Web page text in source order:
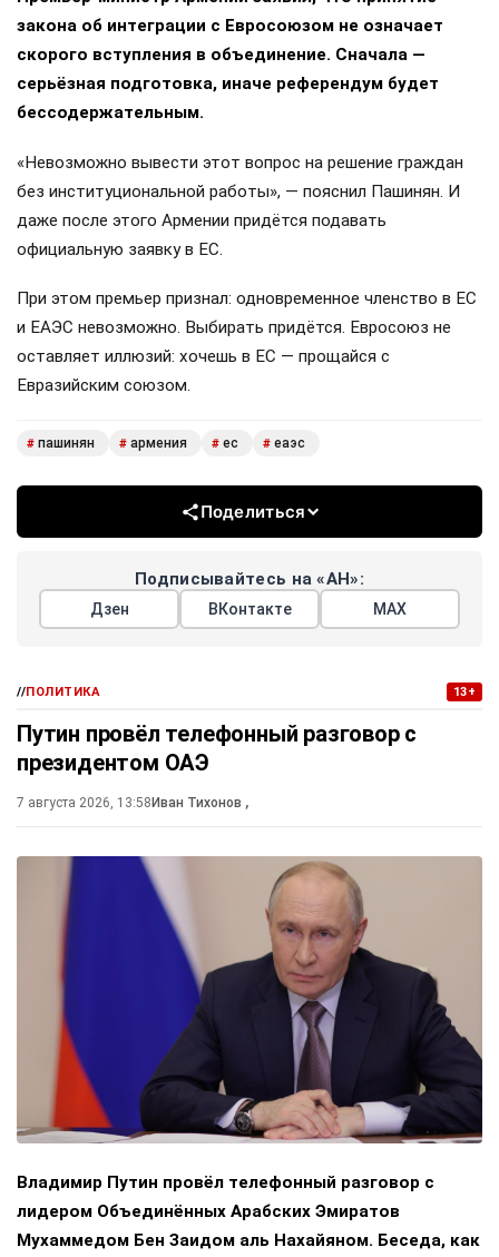
закона об интеграции с Евросоюзом не означает
скорого вступления в объединение. Сначала —
серьёзная подготовка, иначе референдум будет
бессодержательным.
«Невозможно вывести этот вопрос на решение граждан
без институциональной работы», — пояснил Пашинян. И
даже после этого Армении придётся подавать
официальную заявку в ЕС.
При этом премьер признал: одновременное членство в ЕС
и ЕАЭС невозможно. Выбирать придётся. Евросоюз не
оставляет иллюзий: хочешь в ЕС — прощайся с
Евразийским союзом.
# пашинян # армения # ес # еаэс
Поделиться
Подписывайтесь на «АН»:
Дзен ВКонтакте МАХ
//ПОЛИТИКА 13+
Путин провёл телефонный разговор с
президентом ОАЭ
7 августа 2026, 13:58 Иван Тихонов ,
Владимир Путин провёл телефонный разговор с
лидером Объединённых Арабских Эмиратов
Мухаммедом Бен Заидом аль Нахайяном. Беседа, как